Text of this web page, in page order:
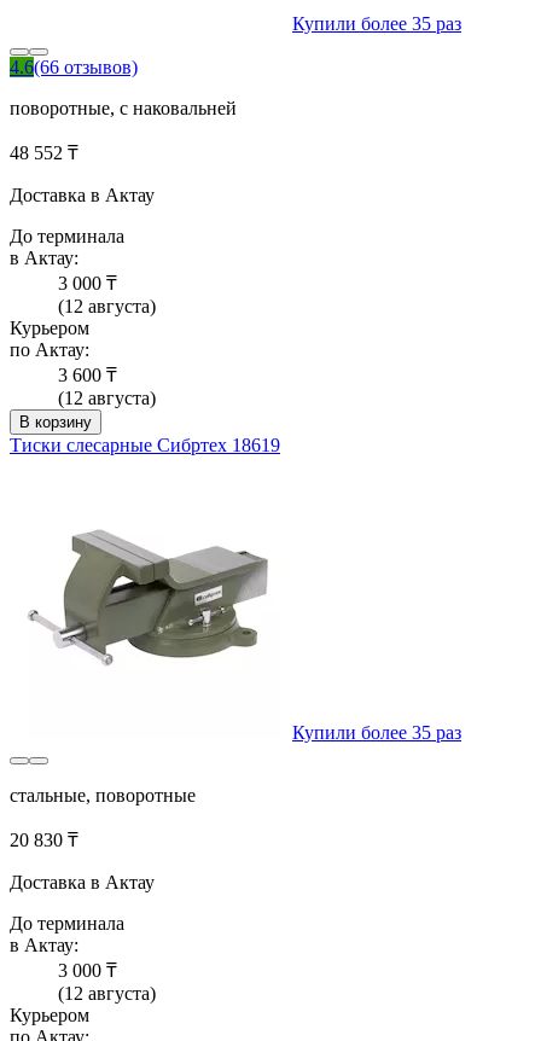
Купили более 35 раз
4.6(66 отзывов)
поворотные, с наковальней
48 552 ₸
Доставка в Актау
До терминала
в Актау:
3 000 ₸
(12 августа)
Курьером
по Актау:
3 600 ₸
(12 августа)
В корзину
Тиски слесарные Сибртех 18619
Купили более 35 раз
стальные, поворотные
20 830 ₸
Доставка в Актау
До терминала
в Актау:
3 000 ₸
(12 августа)
Курьером
по Актау: